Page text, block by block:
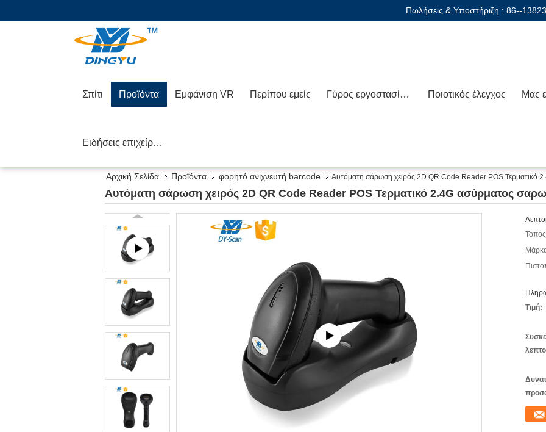
Πωλήσεις & Υποστήριξη : 86--
Σπίτι Προϊόντα Εμφάνιση VR Περίπου εμείς Γύρος εργοστασίων Ποιοτικός έλεγχος
Ειδήσεις επιχείρησης
Αρχική Σελίδα Προϊόντα φορητό ανιχνευτή barcode Αυτόματη σάρωση χειρός 2D QR Code Reader POS Τερματικό
Αυτόματη σάρωση χειρός 2D QR Code Reader POS Τερματικό 2.4G ασύρματος
Τιμή: